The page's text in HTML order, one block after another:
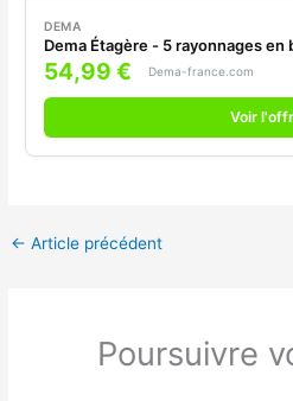
DEMA
Dema Étagère - 5 rayonnages en
54,99 € Dema-france.com
Voir
← Article précédent
Poursuivre